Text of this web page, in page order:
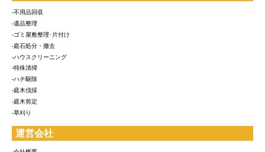
-不用品回収
-遺品整理
-ゴミ屋敷整理･片付け
-庭石処分・撤去
-ハウスクリーニング
-特殊清掃
-ハチ駆除
-庭木伐採
-庭木剪定
-草刈り
運営会社